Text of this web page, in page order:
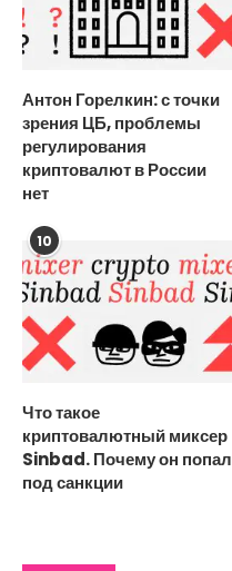
Антон Горелкин: с точки
зрения ЦБ, проблемы
регулирования
криптовалют в России
нет
10
Что такое
криптовалютный миксер
Sinbad. Почему он попал
под санкции